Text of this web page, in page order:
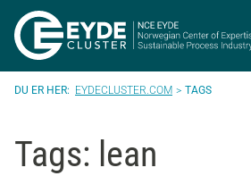
EYDECLUSTER.COM TAGS
Tags: lean